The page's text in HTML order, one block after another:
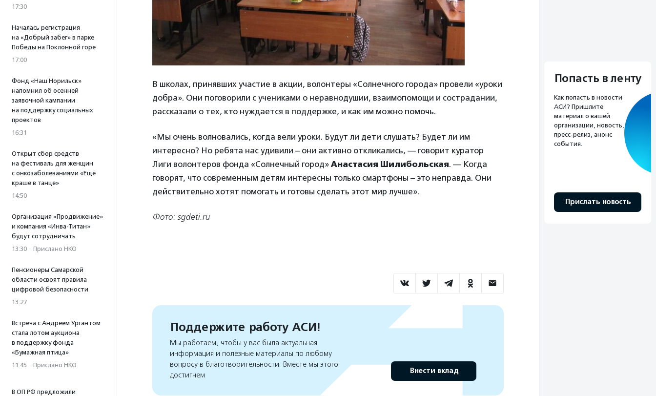
17:30
Началась регистрация
на «Добрый забег» в парке
Победы на Поклонной горе
17:00
Фонд «Наш Норильск»
напомнил об осенней
заявочной кампании
на поддержку социальных
проектов
16:31
Открыт сбор средств
на фестиваль для женщин
с онкозаболеваниями «Еще
краше в танце»
14:50
Организация «Продвижение»
и компания «Инва-Титан»
будут сотрудничать
13:30 · Прислано НКО
Пенсионеры Самарской
области освоят правила
цифровой безопасности
13:27
Встреча с Андреем Ургантом
стала лотом аукциона
в поддержку фонда
«Бумажная птица»
11:45 · Прислано НКО
В ОП РФ предложили
В школах, принявших участие в акции, волонтеры «Солнечного города» провели «уроки
добра». Они поговорили с учениками о неравнодушии, взаимопомощи и сострадании,
рассказали о тех, кто нуждается в поддержке, и как им можно помочь.
«Мы очень волновались, когда вели уроки. Будут ли дети слушать? Будет ли им
интересно? Но ребята нас удивили – они активно откликались, — говорит куратор
Лиги волонтеров фонда «Солнечный город» Анастасия Шилибольская. — Когда
говорят, что современным детям интересны только смартфоны – это неправда. Они
действительно хотят помогать и готовы сделать этот мир лучше».
Фото: sgdeti.ru
Поддержите работу АСИ!
Мы работаем, чтобы у вас была актуальная
информация и полезные материалы по любому
вопросу в благотворительности. Вместе мы этого
достигнем
Внести вклад
Попасть в ленту
Как попасть в новости
АСИ? Пришлите
материал о вашей
организации, новость,
пресс-релиз, анонс
события.
Прислать новость